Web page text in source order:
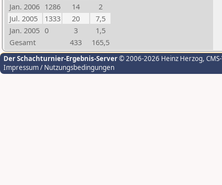
Jan. 2006 1286 14
2
Jul. 2005
1333 20
7,5
Jan. 2005 0 3
1,5
Gesamt
433 165,5
Der Schachturnier-Ergebnis-Server© 2006-2026 Heinz Herzog,
Impressum / Nutzungsbedingungen